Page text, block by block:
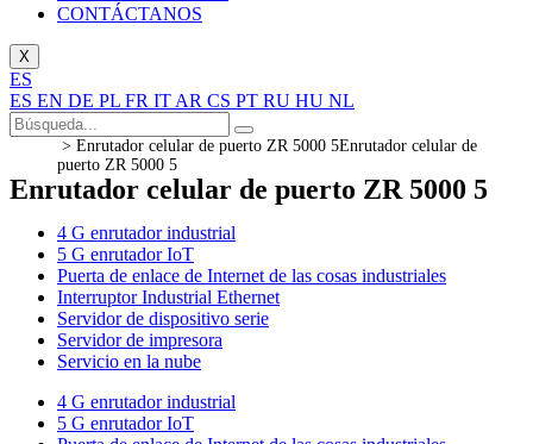
CONTÁCTANOS
X
ES
ES EN DE PL FR IT AR CS PT RU HU NL
> Enrutador celular de puerto ZR 5000 5Enrutador celular de
puerto ZR 5000 5
Enrutador celular de puerto ZR 5000 5
4 G enrutador industrial
5 G enrutador IoT
Puerta de enlace de Internet de las cosas industriales
Interruptor Industrial Ethernet
Servidor de dispositivo serie
Servidor de impresora
Servicio en la nube
4 G enrutador industrial
5 G enrutador IoT